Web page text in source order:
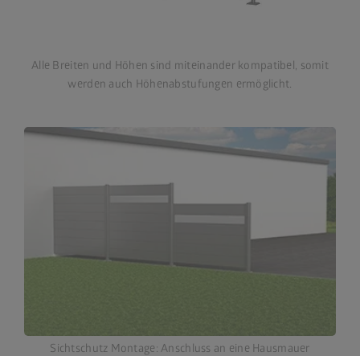
Alle Breiten und Höhen sind miteinander kompatibel, somit
werden auch Höhenabstufungen ermöglicht.
Sichtschutz Montage: Anschluss an eine Hausmauer